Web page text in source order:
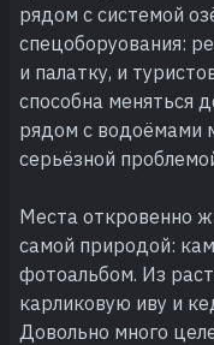
рядом с системой
спецоборуования:
и палатку, и
способна меняться
рядом с водоёмами
серьёзной
Места откровенно
самой природой:
фотоальбом. Из
карликовую иву и
Довольно много